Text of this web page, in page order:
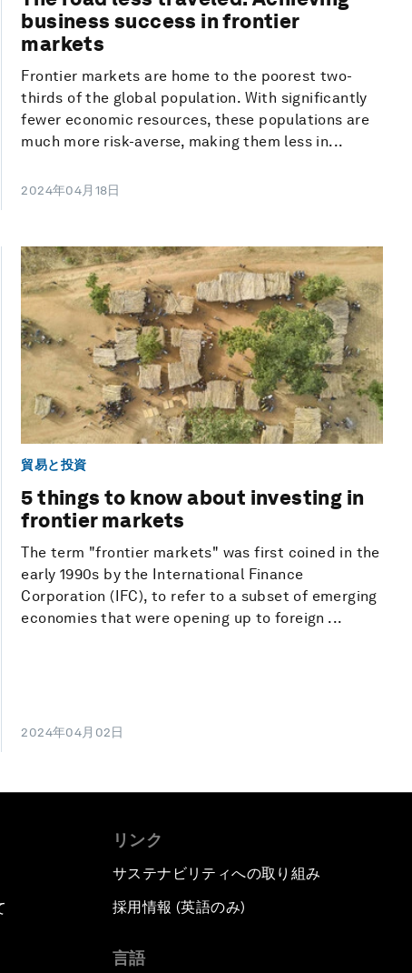
business success in frontier
markets
Frontier markets are home to the poorest two-
thirds of the global population. With significantly
fewer economic resources, these populations are
much more risk-averse, making them less in...
2024年04月18日
貿易と投資
5 things to know about investing in
frontier markets
The term "frontier markets" was first coined in the
early 1990s by the International Finance
Corporation (IFC), to refer to a subset of emerging
economies that were opening up to foreign ...
2024年04月02日
リンク
サステナビリティへの取り組み
採用情報 (英語のみ)
言語